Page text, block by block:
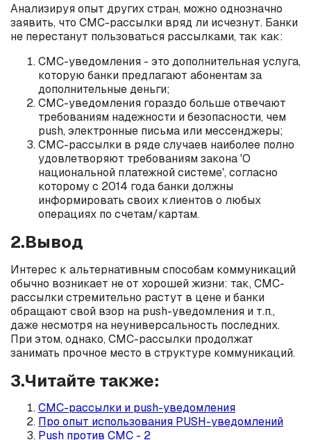
Анализируя опыт других стран, можно однозначно
заявить, что СМС-рассылки вряд ли исчезнут. Банки
не перестанут пользоваться рассылками, так как:
СМС-уведомления - это дополнительная услуга,
которую банки предлагают абонентам за
дополнительные деньги;
СМС-уведомления гораздо больше отвечают
требованиям надежности и безопасности, чем
push, электронные письма или мессенджеры;
СМС-рассылки в ряде случаев наиболее полно
удовлетворяют требованиям закона 'О
национальной платежной системе', согласно
которому с 2014 года банки должны
информировать своих клиентов о любых
операциях по счетам/картам.
2.Вывод
Интерес к альтернативным способам коммуникаций
обычно возникает не от хорошей жизни: так, СМС-
рассылки стремительно растут в цене и банки
обращают свой взор на push-уведомления и т.п.,
даже несмотря на неуниверсальность последних.
При этом, однако, СМС-рассылки продолжат
занимать прочное место в структуре коммуникаций.
3.Читайте также:
СМС-рассылки и push-уведомления
Про опыт использования PUSH-уведомлений
Push против СМС - 2